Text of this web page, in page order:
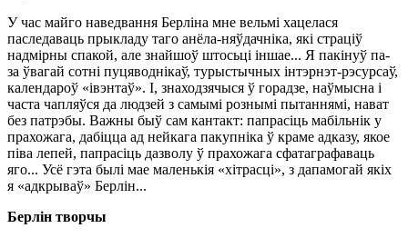
У час майго наведвання Берліна мне вельмі хацелася
паследаваць прыкладу таго анёла-няўдачніка, які страціў
надмірны спакой, але знайшоў штосьці іншае... Я пакінуў па-
за ўвагай сотні пуцяводнікаў, турыстычных інтэрнэт-рэсурсаў,
календароў «івэнтаў». І, знаходзячыся ў горадзе, наўмысна і
часта чапляўся да людзей з самымі рознымі пытаннямі, нават
без патрэбы. Важны быў сам кантакт: папрасіць мабільнік у
прахожага, дабіцца ад нейкага пакупніка ў краме адказу, якое
піва лепей, папрасіць дазволу ў прахожага сфатаграфаваць
яго... Усё гэта былі мае маленькія «хітрасці», з дапамогай якіх
я «адкрываў» Берлін...
Берлін творчы